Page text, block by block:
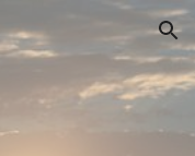
Skip to navigation